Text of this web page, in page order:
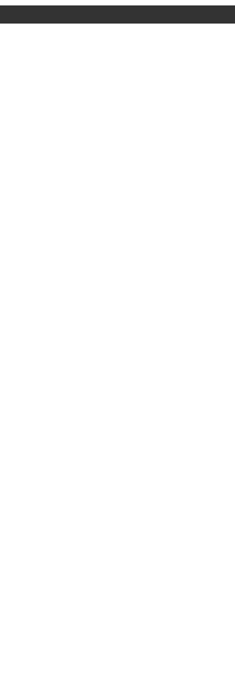
1.5mm NEO 分體式泳裝